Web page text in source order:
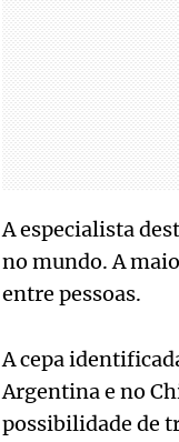
A especialista
no mundo. A
entre pessoas.
A cepa
Argentina e no
possibilidade de